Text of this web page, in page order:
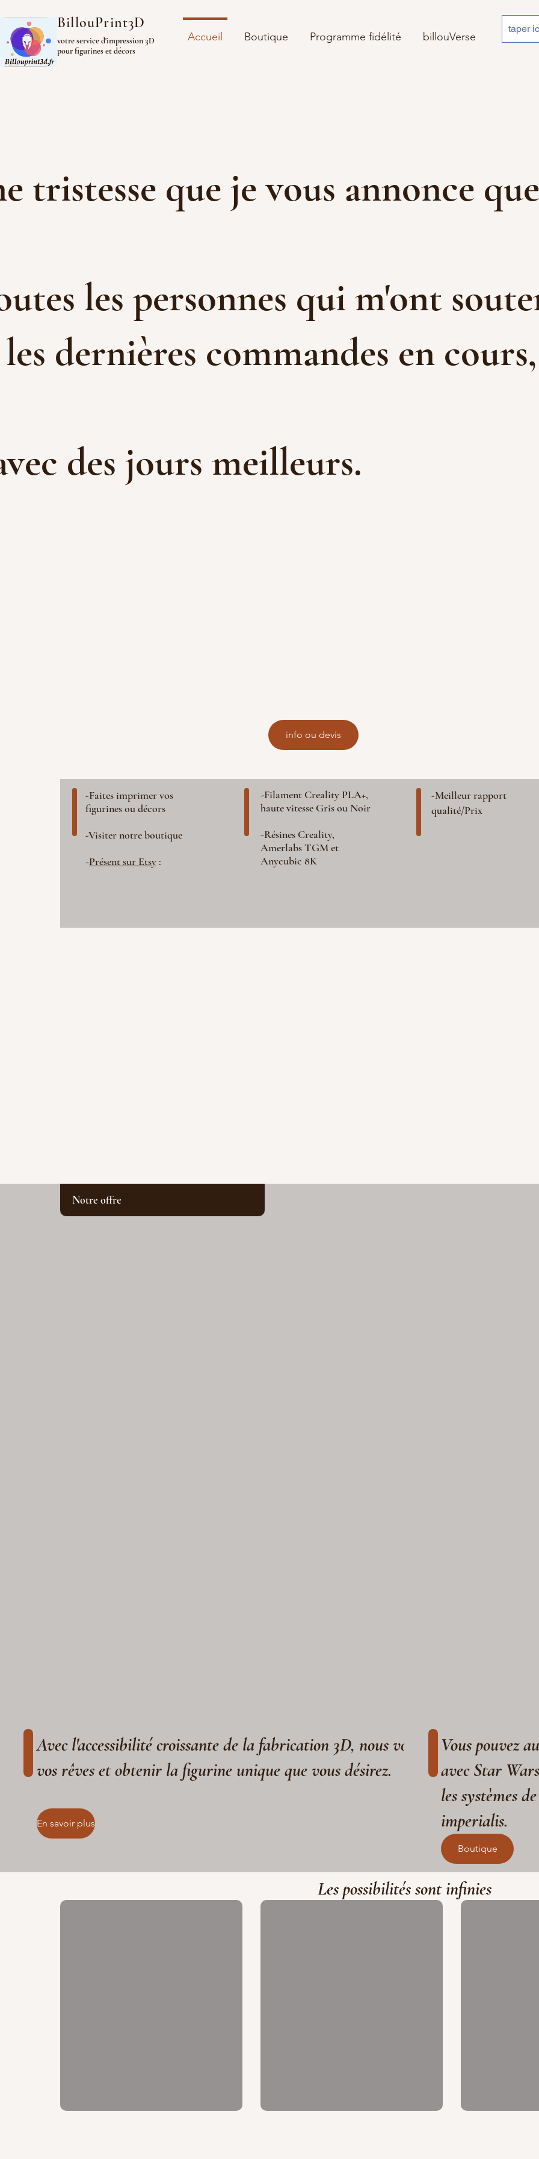
BillouPrint3D
votre service d'impression 3D
pour figurines et décors
Accueil Boutique Programme fidélité billouVerse
info ou devis
-Faites imprimer vos
figurines ou décors
-Visiter notre boutique
-Présent sur Etsy :
-Filament Creality PLA+,
haute vitesse Gris ou Noir
-Résines Creality,
Amerlabs TGM et
Anycubic 8K
-Meilleur rapport
qualité/Prix
Notre offre
Avec l'accessibilité croissante de la fabrication 3D, nous vous aidons à réaliser
vos rêves et obtenir la figurine unique que vous désirez.
En savoir plus
Vous pouvez
avec Star
les systèmes
imperialis.
Boutique
Les possibilités sont infinies
tristesse que je vous annonce
les personnes qui m'ont
dernières commandes en
des jours meilleurs.